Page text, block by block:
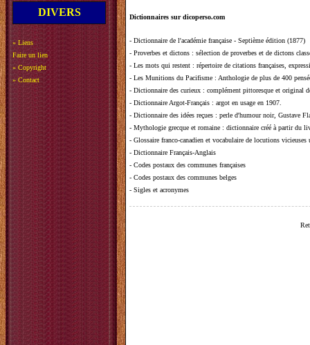
DIVERS
» Liens
Faire un lien
» Copyright
» Contact
Dictionnaires sur dicoperso.com
- Dictionnaire de l'académie française - Septième édition (1877)
- Proverbes et dictons : sélection de proverbes et de dictons
- Les mots qui restent : répertoire de citations françaises,
- Les Munitions du Pacifisme : Anthologie de plus de 400
- Dictionnaire des curieux : complément pittoresque et original
- Dictionnaire Argot-Français : argot en usage en 1907.
- Dictionnaire des idées reçues : perle d'humour noir, Gustave
- Mythologie grecque et romaine : dictionnaire créé à partir du
- Glossaire franco-canadien et vocabulaire de locutions vicieuses
- Dictionnaire Français-Anglais
- Codes postaux des communes françaises
- Codes postaux des communes belges
- Sigles et acronymes